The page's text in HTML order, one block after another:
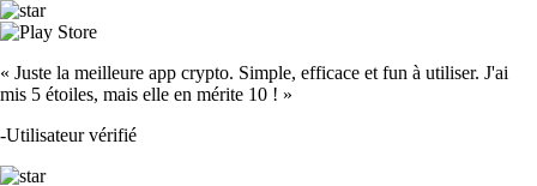
« Juste la meilleure app crypto. Simple, efficace et fun à utiliser. J'ai
mis 5 étoiles, mais elle en mérite 10 ! »
-Utilisateur vérifié